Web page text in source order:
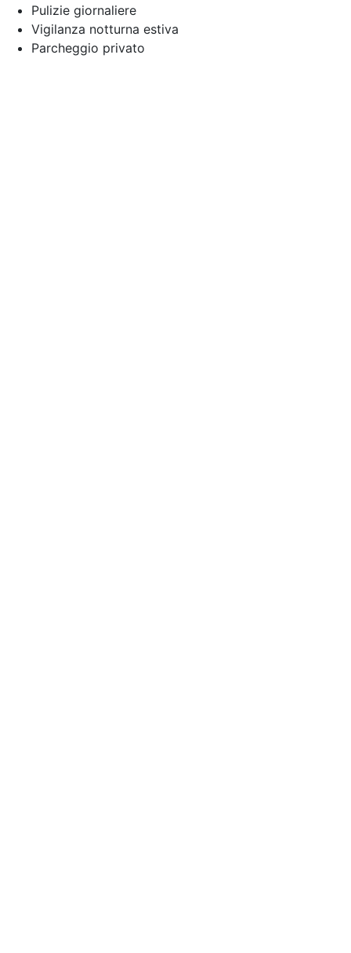
Pulizie giornaliere
Vigilanza notturna estiva
Parcheggio privato